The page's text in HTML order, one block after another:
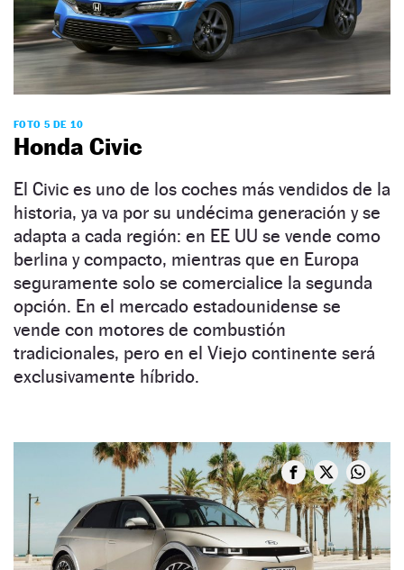
FOTO 5 DE 10
Honda Civic
El Civic es uno de los coches más vendidos de la
historia, ya va por su undécima generación y se
adapta a cada región: en EE UU se vende como
berlina y compacto, mientras que en Europa
seguramente solo se comercialice la segunda
opción. En el mercado estadounidense se
vende con motores de combustión
tradicionales, pero en el Viejo continente será
exclusivamente híbrido.